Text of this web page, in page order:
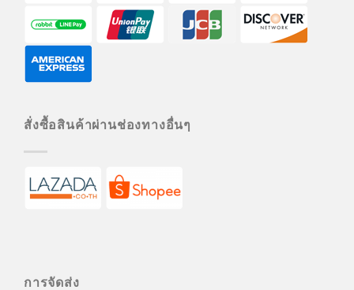
สั่งซื้อสินค้าผ่านช่องทางอื่นๆ
การจัดส่ง